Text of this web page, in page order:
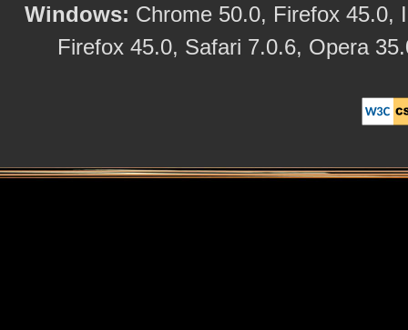
Windows: Chrome 50.0, Firefox 45.0,
Firefox 45.0, Safari 7.0.6, Opera